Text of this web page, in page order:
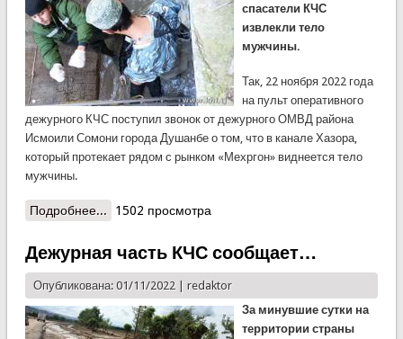
спасатели КЧС
извлекли тело
мужчины.
Так, 22 ноября 2022 года
на пульт оперативного
дежурного КЧС поступил звонок от дежурного ОМВД района
Исмоили Сомони города Душанбе о том, что в канале Хазора,
который протекает рядом с рынком «Мехргон» виднеется тело
мужчины.
Подробнее... о Результаты работы спасателей КЧС по городу
1502 просмотра
Дежурная часть КЧС сообщает…
Опубликована: 01/11/2022 | redaktor
За минувшие сутки на
территории страны